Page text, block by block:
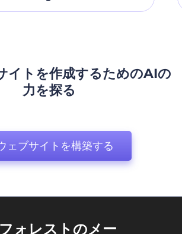
イトを作成するためのAIの
力を探る
ェブサイトを構築する
ォレストのメー